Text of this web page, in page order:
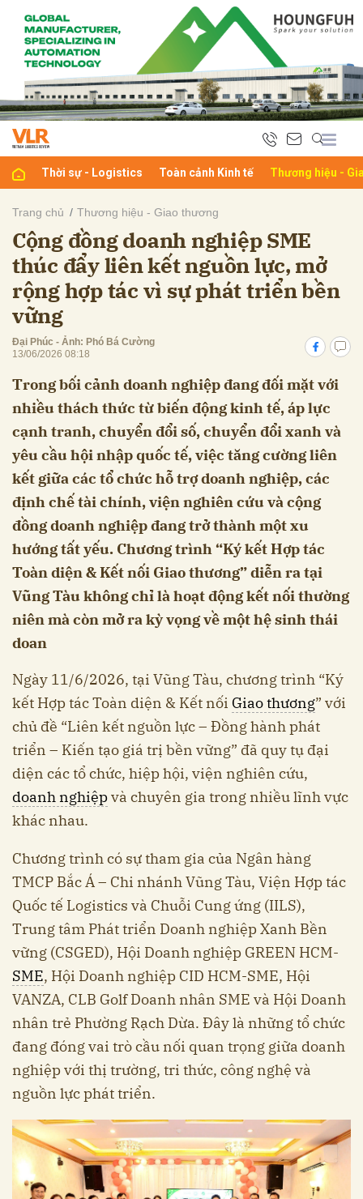
Thời sự - Logistics Toàn cảnh Kinh tế Thương hiệu -
Trang chủ Thương hiệu - Giao thương
Cộng đồng doanh nghiệp SME
thúc đẩy liên kết nguồn lực, mở
rộng hợp tác vì sự phát triển bền
vững
Đại Phúc - Ảnh: Phó Bá Cường
13/06/2026 08:18
Trong bối cảnh doanh nghiệp đang đối mặt với
nhiều thách thức từ biến động kinh tế, áp lực
cạnh tranh, chuyển đổi số, chuyển đổi xanh và
yêu cầu hội nhập quốc tế, việc tăng cường liên
kết giữa các tổ chức hỗ trợ doanh nghiệp, các
định chế tài chính, viện nghiên cứu và cộng
đồng doanh nghiệp đang trở thành một xu
hướng tất yếu. Chương trình “Ký kết Hợp tác
Toàn diện & Kết nối Giao thương” diễn ra tại
Vũng Tàu không chỉ là hoạt động kết nối thường
niên mà còn mở ra kỳ vọng về một hệ sinh thái
doan
Ngày 11/6/2026, tại Vũng Tàu, chương trình “Ký
kết Hợp tác Toàn diện & Kết nối Giao thương” với
chủ đề “Liên kết nguồn lực – Đồng hành phát
triển – Kiến tạo giá trị bền vững” đã quy tụ đại
diện các tổ chức, hiệp hội, viện nghiên cứu,
doanh nghiệpvà chuyên gia trong nhiều lĩnh vực
khác nhau.
Chương trình có sự tham gia của Ngân hàng
TMCP Bắc Á – Chi nhánh Vũng Tàu, Viện Hợp tác
Quốc tế Logistics và Chuỗi Cung ứng (IILS),
Trung tâm Phát triển Doanh nghiệp Xanh Bền
vững (CSGED), Hội Doanh nghiệp GREEN HCM-
SME, Hội Doanh nghiệp CID HCM-SME, Hội
VANZA, CLB Golf Doanh nhân SME và Hội Doanh
nhân trẻ Phường Rạch Dừa. Đây là những tổ chức
đang đóng vai trò cầu nối quan trọng giữa doanh
nghiệp với thị trường, tri thức, công nghệ và
nguồn lực phát triển.
luận
Hủy